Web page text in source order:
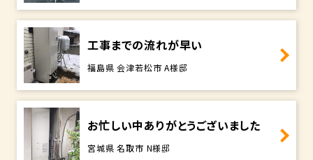
工事までの流れが早い
福島県 会津若松市 A様邸
お忙しい中ありがとうございました
宮城県 名取市 N様邸